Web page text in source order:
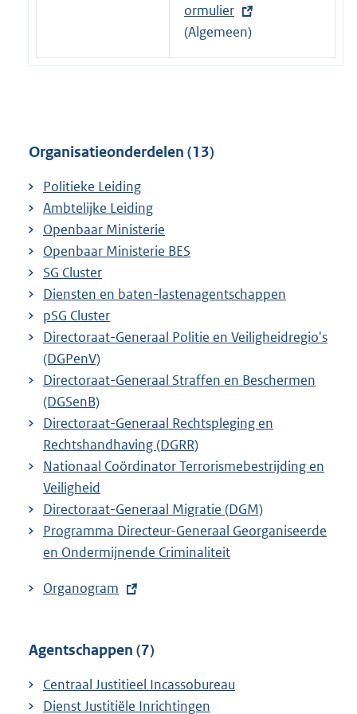
n
:
t
e
r
n
ormulier
(Algemeen)
Organisatieonderdelen (13)
Politieke Leiding
Ambtelijke Leiding
Openbaar Ministerie
Openbaar Ministerie BES
SG Cluster
Diensten en baten-lastenagentschappen
pSG Cluster
Directoraat-Generaal Politie en Veiligheidregio's
(DGPenV)
Directoraat-Generaal Straffen en Beschermen
(DGSenB)
Directoraat-Generaal Rechtspleging en
Rechtshandhaving (DGRR)
Nationaal Coördinator Terrorismebestrijding en
Veiligheid
Directoraat-Generaal Migratie (DGM)
Programma Directeur-Generaal Georganiseerde
en Ondermijnende Criminaliteit
E
e
n
Organogram
Agentschappen (7)
Centraal Justitieel Incassobureau
Dienst Justitiële Inrichtingen